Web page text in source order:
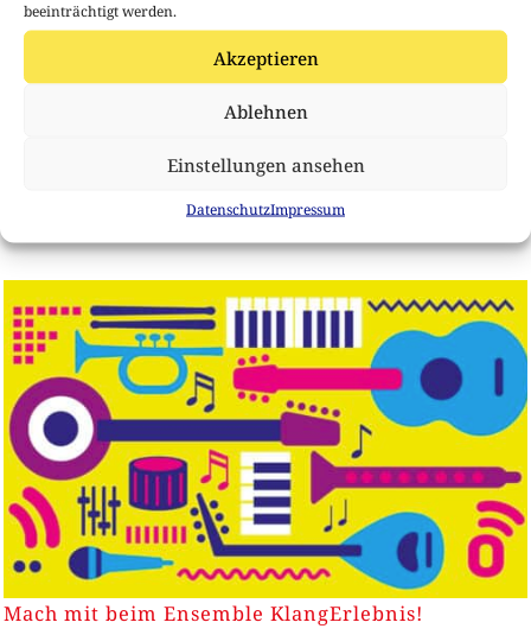
beeinträchtigt werden.
Akzeptieren
Ablehnen
Einstellungen ansehen
DatenschutzImpressum
„Das bewegte Buch“ an der GS Kronsberg Süd
Mach mit beim Ensemble KlangErlebnis!